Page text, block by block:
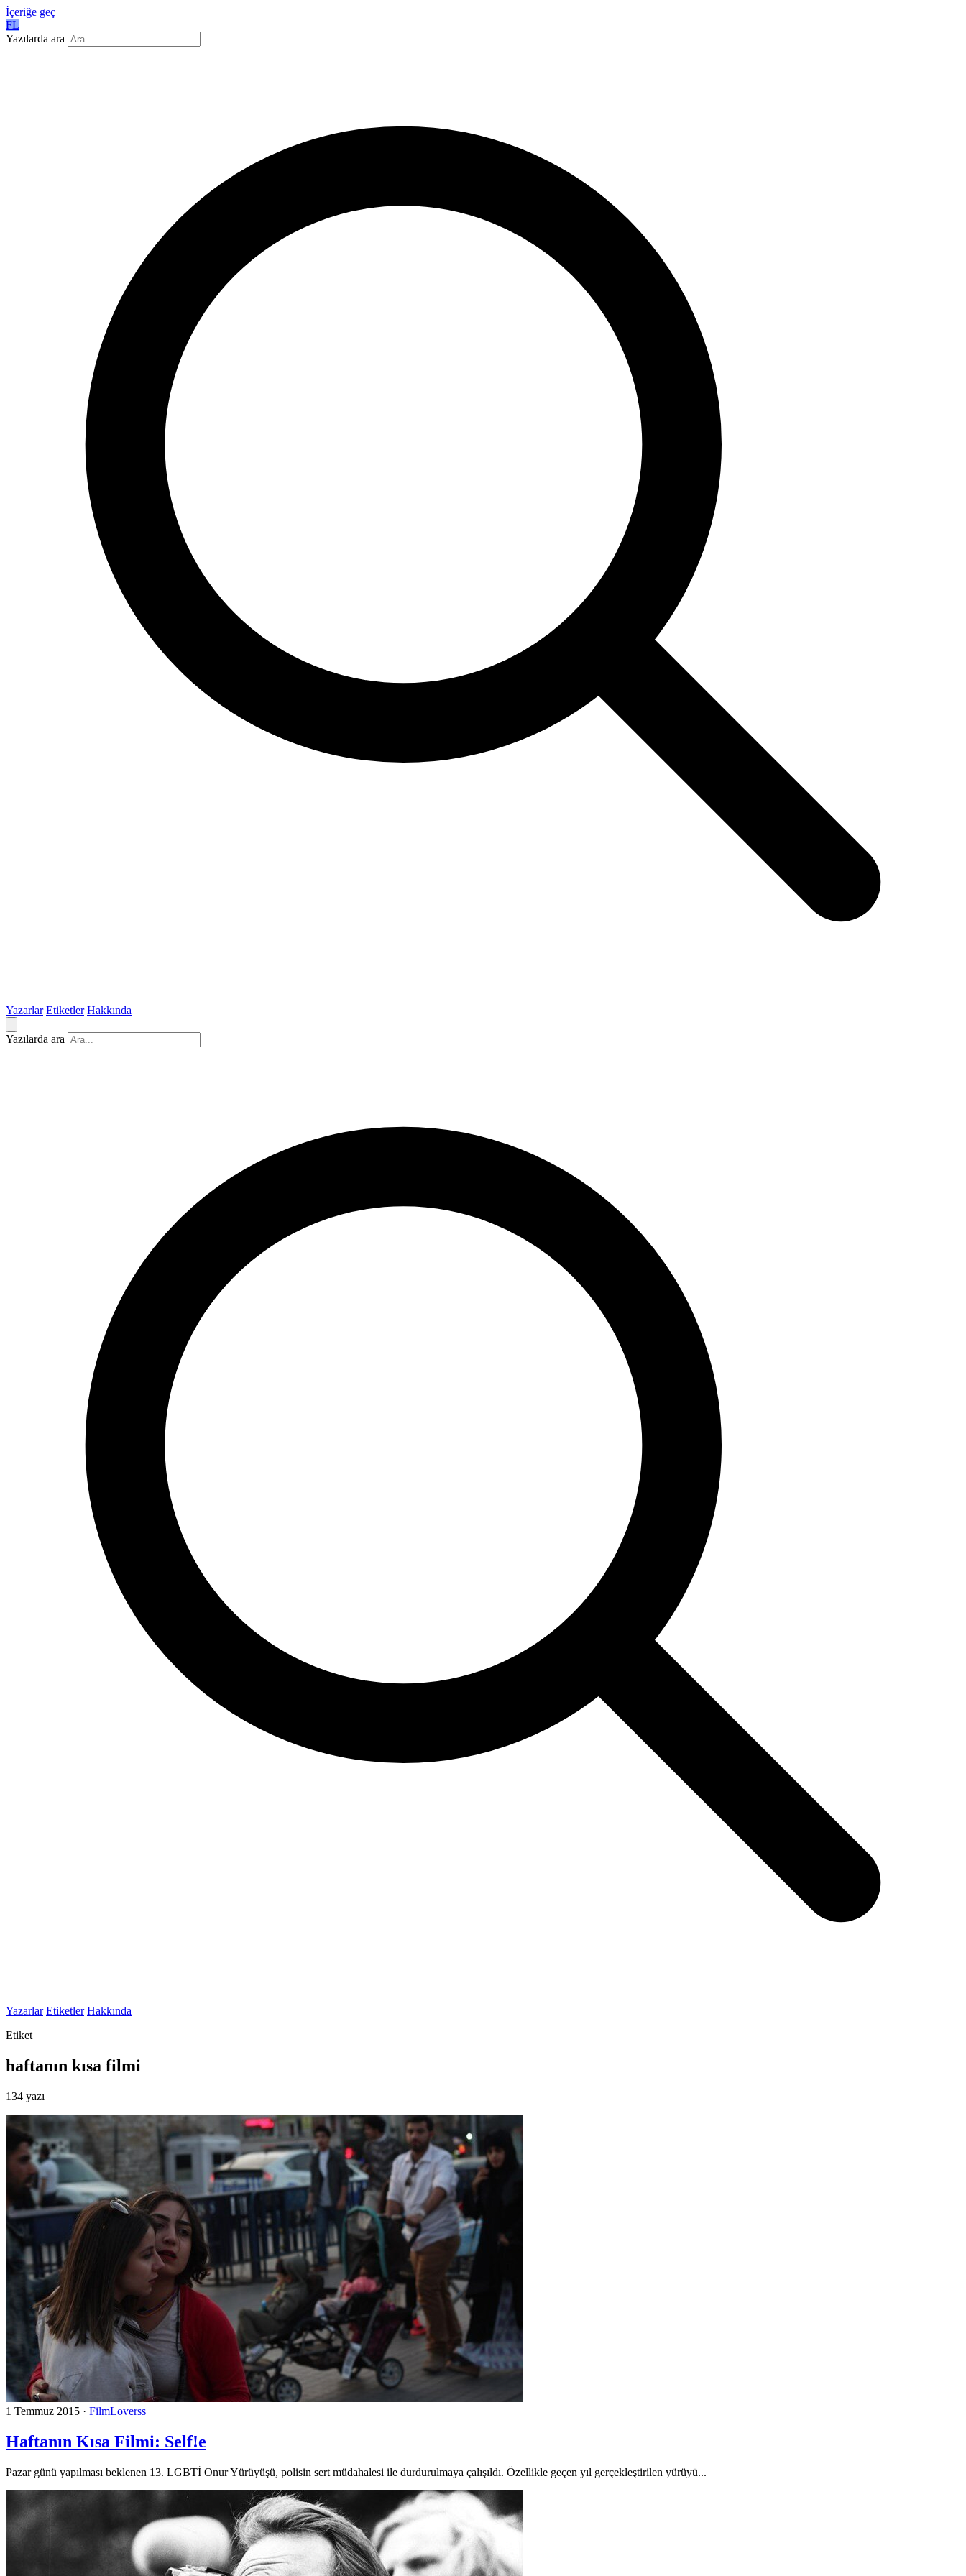
İçeriğe geç
FL
Yazılarda ara
Yazarlar Etiketler Hakkında
Yazılarda ara
Yazarlar Etiketler Hakkında
Etiket
haftanın kısa filmi
134 yazı
1 Temmuz 2015 · FilmLoverss
Haftanın Kısa Filmi: Self!e
Pazar günü yapılması beklenen 13. LGBTİ Onur Yürüyüşü, polisin sert müdahalesi ile durdurulmaya çalışıldı. Özellikle geçen yıl gerçekleştirilen yürüyü...